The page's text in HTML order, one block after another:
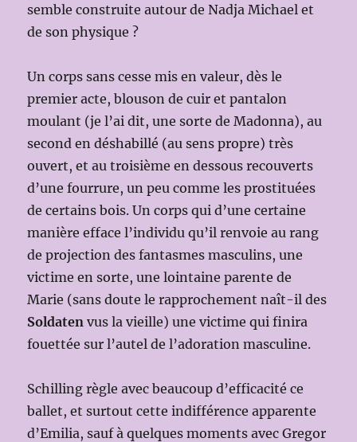
semble construite autour de Nadja Michael et
de son physique ?
Un corps sans cesse mis en valeur, dès le
premier acte, blouson de cuir et pantalon
moulant (je l’ai dit, une sorte de Madonna), au
second en déshabillé (au sens propre) très
ouvert, et au troisième en dessous recouverts
d’une fourrure, un peu comme les prostituées
de certains bois. Un corps qui d’une certaine
manière efface l’individu qu’il renvoie au rang
de projection des fantasmes masculins, une
victime en sorte, une lointaine parente de
Marie (sans doute le rapprochement naît-il des
Soldaten vus la vieille) une victime qui finira
fouettée sur l’autel de l’adoration masculine.
Schilling règle avec beaucoup d’efficacité ce
ballet, et surtout cette indifférence apparente
d’Emilia, sauf à quelques moments avec Gregor